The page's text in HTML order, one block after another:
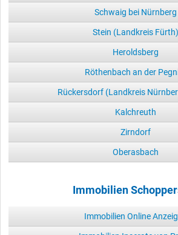
Schwaig bei Nürnberg
Stein (Landkreis Fürth)
Heroldsberg
Röthenbach an der
Rückersdorf (Landkreis
Kalchreuth
Zirndorf
Oberasbach
Immobilien
Immobilien Online